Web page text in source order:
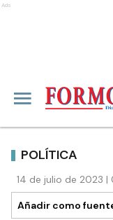
Ads
POLÍTICA
14 de julio de 2023
Añadir como